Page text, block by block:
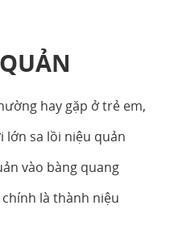
hay gặp ở trẻ em,
lớn sa lồi niệu quản
vào bàng quang
là thành niệu